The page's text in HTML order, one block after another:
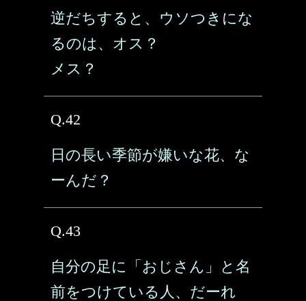
逆だちすると、ウソつきにな
るのは、オス？
メス？
Q.42
日の長い季節が嫌いな花、な
ーんだ？
Q.43
自分の足に「おじさん」と名
前をつけている人、だーれ